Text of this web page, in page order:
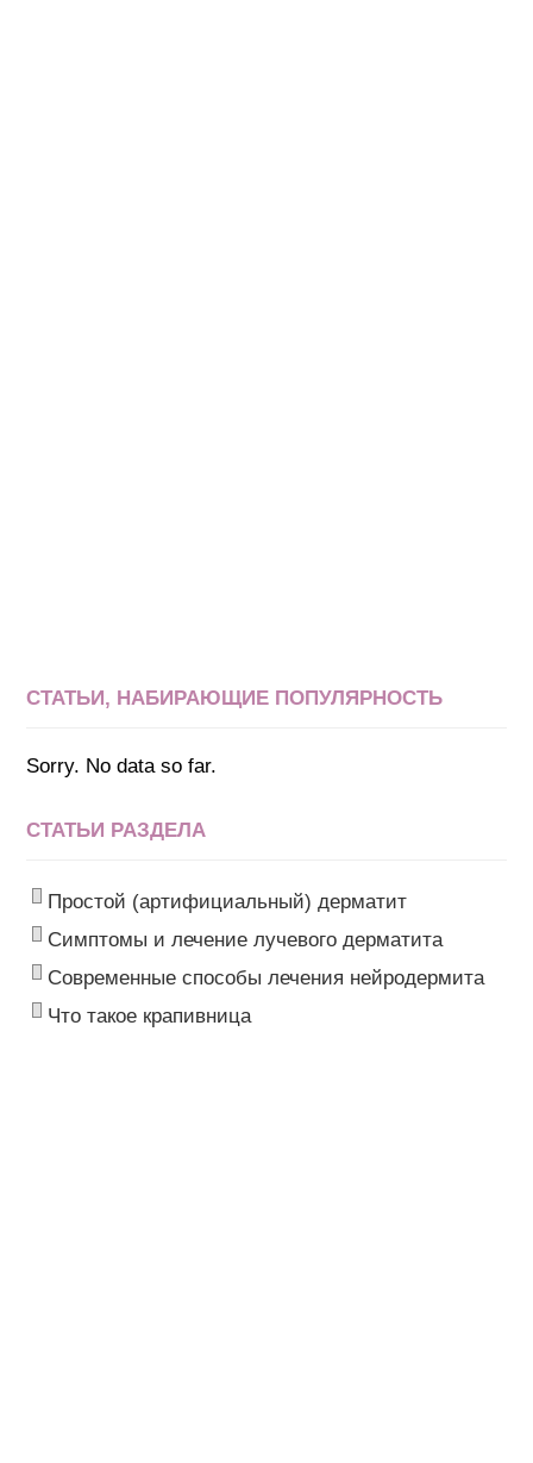
СТАТЬИ, НАБИРАЮЩИЕ ПОПУЛЯРНОСТЬ
Sorry. No data so far.
СТАТЬИ РАЗДЕЛА
Простой (артифициальный) дерматит
Симптомы и лечение лучевого дерматита
Современные способы лечения нейродермита
Что такое крапивница